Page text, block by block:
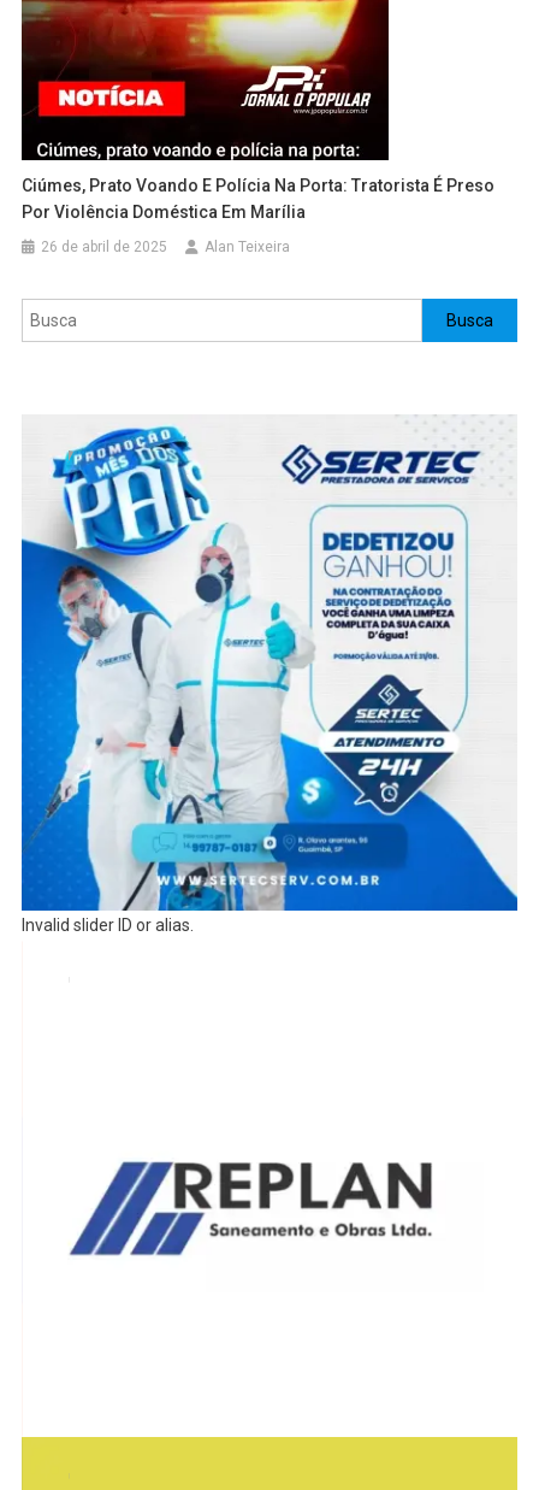
Ciúmes, Prato Voando E Polícia Na Porta: Tratorista É Preso
Por Violência Doméstica Em Marília
26 de abril de 2025 Alan Teixeira
Pesquisar Busca
Invalid slider ID or alias.